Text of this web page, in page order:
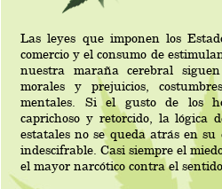
Las leyes que imponen los
comercio y el consumo de
nuestra maraña cerebral siguen
morales y prejuicios,
mentales. Si el gusto de los
caprichoso y retorcido, la lógica
estatales no se queda atrás en su
indescifrable. Casi siempre el
el mayor narcótico contra el